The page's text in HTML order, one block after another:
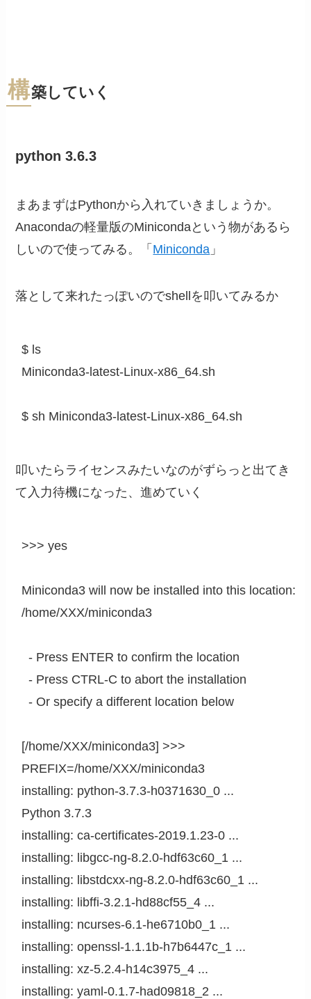
構築していく
python 3.6.3
まあまずはPythonから入れていきましょうか。
Anacondaの軽量版のMinicondaという物があるら
しいので使ってみる。「 Miniconda 」
落として来れたっぽいのでshellを叩いてみるか
$ ls
Miniconda3-latest-Linux-x86_64.sh
$ sh Miniconda3-latest-Linux-x86_64.sh
叩いたらライセンスみたいなのがずらっと出てき
て入力待機になった、進めていく
>>> yes
Miniconda3 will now be installed into this location:
/home/XXX/miniconda3
  - Press ENTER to confirm the location
  - Press CTRL-C to abort the installation
  - Or specify a different location below
[/home/XXX/miniconda3] >>>
PREFIX=/home/XXX/miniconda3
installing: python-3.7.3-h0371630_0 ...
Python 3.7.3
installing: ca-certificates-2019.1.23-0 ...
installing: libgcc-ng-8.2.0-hdf63c60_1 ...
installing: libstdcxx-ng-8.2.0-hdf63c60_1 ...
installing: libffi-3.2.1-hd88cf55_4 ...
installing: ncurses-6.1-he6710b0_1 ...
installing: openssl-1.1.1b-h7b6447c_1 ...
installing: xz-5.2.4-h14c3975_4 ...
installing: yaml-0.1.7-had09818_2 ...